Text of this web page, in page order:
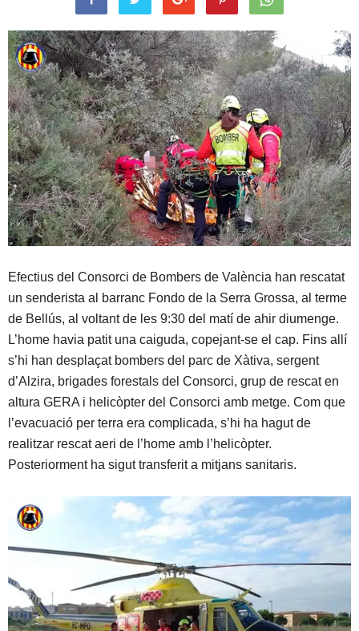
Efectius del Consorci de Bombers de València han rescatat
un senderista al barranc Fondo de la Serra Grossa, al terme
de Bellús, al voltant de les 9:30 del matí de ahir diumenge.
L’home havia patit una caiguda, copejant-se el cap. Fins allí
s’hi han desplaçat bombers del parc de Xàtiva, sergent
d’Alzira, brigades forestals del Consorci, grup de rescat en
altura GERA i helicòpter del Consorci amb metge. Com que
l’evacuació per terra era complicada, s’hi ha hagut de
realitzar rescat aeri de l’home amb l’helicòpter.
Posteriorment ha sigut transferit a mitjans sanitaris.